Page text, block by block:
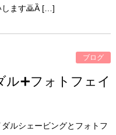
します🙇Ȁ […]
ブログ
ル➕フォトフェイ
ルシェービングとフォトフ